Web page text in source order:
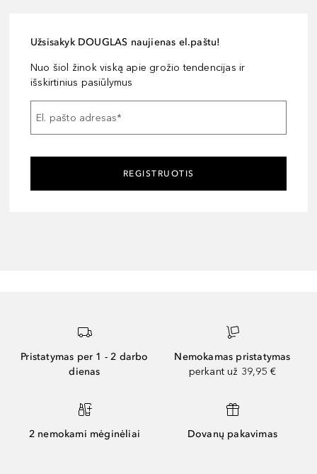
Užsisakyk DOUGLAS naujienas el.paštu!
Nuo šiol žinok viską apie grožio tendencijas ir
išskirtinius pasiūlymus
El. pašto adresas*
REGISTRUOTIS
Pristatymas per 1 - 2 darbo
dienas
Nemokamas pristatymas
perkant už 39,95 €
2 nemokami mėginėliai Dovanų pakavimas